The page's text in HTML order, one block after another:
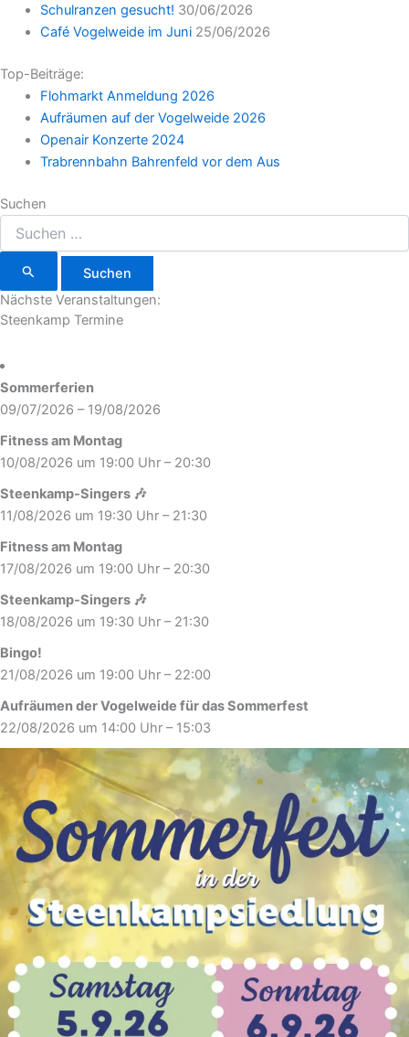
Schulranzen gesucht! 30/06/2026
Café Vogelweide im Juni 25/06/2026
Top-Beiträge:
Flohmarkt Anmeldung 2026
Aufräumen auf der Vogelweide 2026
Openair Konzerte 2024
Trabrennbahn Bahrenfeld vor dem Aus
Suchen
Nächste Veranstaltungen:
Steenkamp Termine
Sommerferien
09/07/2026 – 19/08/2026
Fitness am Montag
10/08/2026 um 19:00 Uhr – 20:30
Steenkamp-Singers 🎶
11/08/2026 um 19:30 Uhr – 21:30
Fitness am Montag
17/08/2026 um 19:00 Uhr – 20:30
Steenkamp-Singers 🎶
18/08/2026 um 19:30 Uhr – 21:30
Bingo!
21/08/2026 um 19:00 Uhr – 22:00
Aufräumen der Vogelweide für das Sommerfest
22/08/2026 um 14:00 Uhr – 15:03